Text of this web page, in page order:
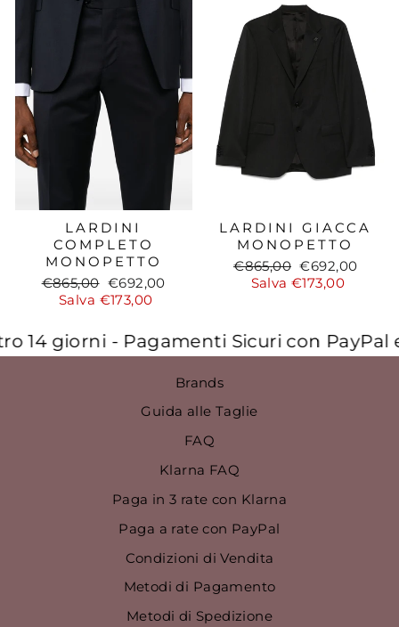
LARDINI
COMPLETO
MONOPETTO
Prezzo
€865,00 Prezzo
scontato
€692,00
Salva €173,00
LARDINI GIACCA
MONOPETTO
Prezzo
€865,00 Prezzo
scontato
€692,00
Salva €173,00
giorni - Pagamenti Sicuri con PayPal e a
Brands
Guida alle Taglie
FAQ
Klarna FAQ
Paga in 3 rate con Klarna
Paga a rate con PayPal
Condizioni di Vendita
Metodi di Pagamento
Metodi di Spedizione